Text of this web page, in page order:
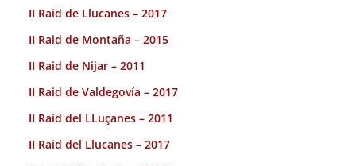
II Raid de Llucanes – 2017
II Raid de Montaña – 2015
II Raid de Nijar – 2011
II Raid de Valdegovía – 2017
II Raid del LLuçanes – 2011
II Raid del Llucanes – 2017